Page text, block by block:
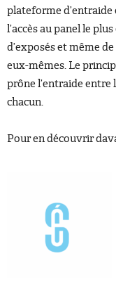
plateforme d’entraide
l’accès au panel le
d’exposés et même
eux-mêmes. Le
prône l’entraide entre
chacun.
Pour en découvrir